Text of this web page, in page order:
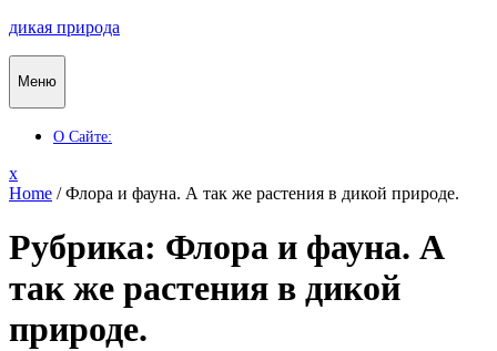
Перейти
дикая природа
Меню
О Сайте:
xЗакрыть
меню
Home /Флора и фауна. А так же растения в дикой природе.
Рубрика: Флора и фауна. А
так же растения в дикой
природе.